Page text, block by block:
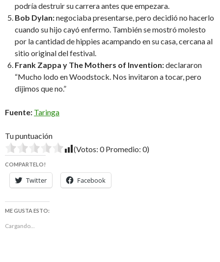
podría destruir su carrera antes que empezara.
Bob Dylan:negociaba presentarse, pero decidió no hacerlo
cuando su hijo cayó enfermo. También se mostró molesto
por la cantidad de hippies acampando en su casa, cercana al
sitio original del festival.
Frank Zappa y The Mothers of Invention:declararon
“Mucho lodo en Woodstock. Nos invitaron a tocar, pero
dijimos que no.”
Fuente: Taringa
Tu puntuación
(Votos: 0Promedio: 0)
COMPARTELO!
Twitter Facebook
ME GUSTA ESTO:
Cargando...